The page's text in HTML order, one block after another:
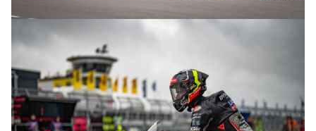
© R.Lekl